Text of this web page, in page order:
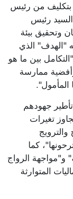
بتكليف من رئيس
رئيس
وتحقيق بيئة
"الهدف" الذي
بين ما هو
ممارسة
المأمول".
جهودهم
تغيرات
والترويج
كما
و"مواجهة الرواج
المتوارثة